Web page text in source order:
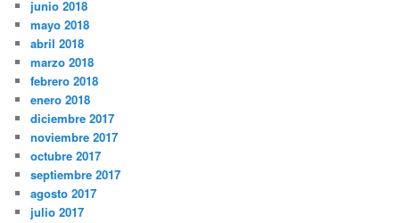
junio 2018
mayo 2018
abril 2018
marzo 2018
febrero 2018
enero 2018
diciembre 2017
noviembre 2017
octubre 2017
septiembre 2017
agosto 2017
julio 2017